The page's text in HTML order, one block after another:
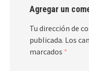
Agregar un
Tu dirección de
publicada. Los
marcados *